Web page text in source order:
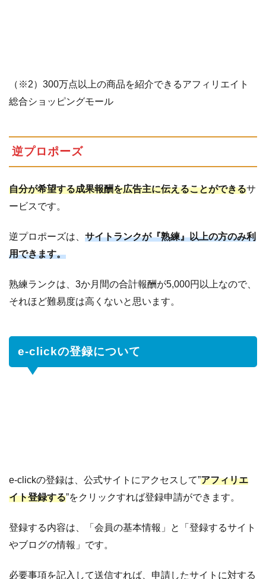
（※2）300万点以上の商品を紹介できるアフィリエイト
総合ショッピングモール
逆プロポーズ
自分が希望する成果報酬を広告主に伝えることができるサ
ービスです。
逆プロポーズは、 サイトランクが『熟練』以上の方のみ利
用できます。
熟練ランクは、3か月間の合計報酬が5,000円以上なので、
それほど難易度は高くないと思います。
e-clickの登録について
e-clickの登録は、公式サイトにアクセスして”アフィリエ
イト登録する”をクリックすれば登録申請ができます。
登録する内容は、「会員の基本情報」と「登録するサイト
やブログの情報」です。
必要事項を記入して送信すれば、申請したサイトに対する